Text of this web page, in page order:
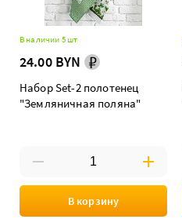
В наличии 5 шт
24.00 BYN
Набор Set-2 полотенец
"Земляничная поляна"
В корзину